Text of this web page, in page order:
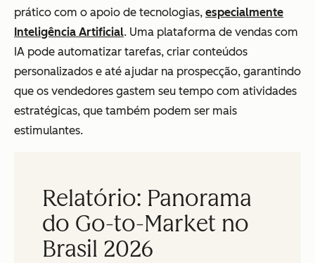
prático com o apoio de tecnologias, especialmente
Inteligência Artificial. Uma plataforma de vendas com
IA pode automatizar tarefas, criar conteúdos
personalizados e até ajudar na prospecção, garantindo
que os vendedores gastem seu tempo com atividades
estratégicas, que também podem ser mais
estimulantes.
Relatório: Panorama
do Go-to-Market no
Brasil 2026